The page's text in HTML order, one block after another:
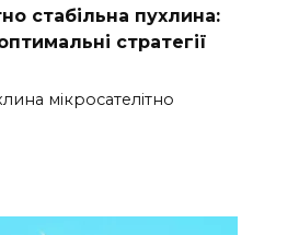
стабільна пухлина:
стратегії
мікросателітно